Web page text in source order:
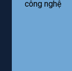
công nghệ